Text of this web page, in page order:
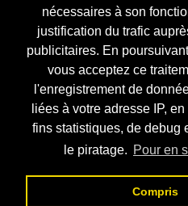
nécessaires à son
justification du trafic
publicitaires. En
vous acceptez ce
l'enregistrement de
liées à votre adresse IP,
fins statistiques, de debug
le piratage. Pour en
Compris
Réalisations
Divers (et d’été)
Annonces
Liens externes
Téléchargement
Contact